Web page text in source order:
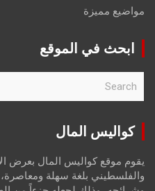
مواضيع مميزة
ابحث في الموقع
r
كواليس المال
يقوم موقع كواليس المال بعرض
والفلسطيني بلغة سهلة